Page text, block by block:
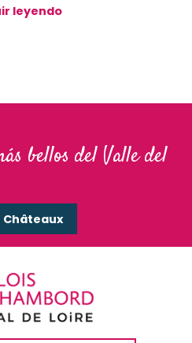
leyendo
bellos del Valle del
Châteaux